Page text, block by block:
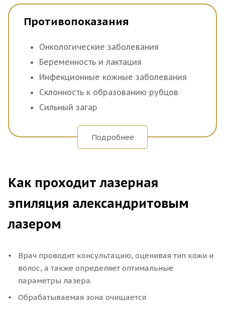
Превращение световой энергии в тепло
тепло. Это тепло быстро распространяется и достигает
волосяного фолликула.
Разрушение волосяного фолликула
Интенсивное тепло повреждает структуру волосяного
волос. Это предотвращает дальнейший рост волос из
обработанного фолликула.
волосы, практически не затрагивая окружающие
ткани. Это обеспечивает высокую безопасность и
минимизирует риск повреждений кожи.
Охлаждение кожи
Встроенная система охлаждения защищает кожу от
перегрева и повышает комфорт во время процедуры.
Противопоказания
Онкологические заболевания
Беременность и лактация
Инфекционные кожные заболевания
Склонность к образованию рубцов
Сильный загар
Подробнее
Как проходит лазерная
эпиляция александритовым
лазером
Врач проводит консультацию, оценивая тип кожи и
волос, а также определяет оптимальные
параметры лазера.
Обрабатываемая зона очищается